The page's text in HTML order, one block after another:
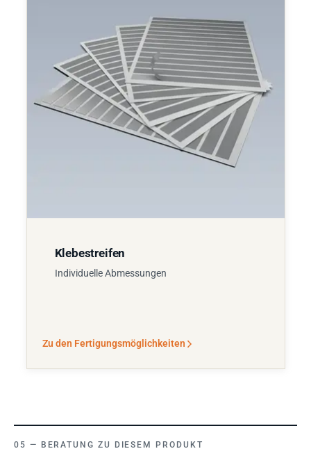
Klebestreifen
Individuelle Abmessungen
Zu den Fertigungsmöglichkeiten
BERATUNG ZU DIESEM PRODUKT